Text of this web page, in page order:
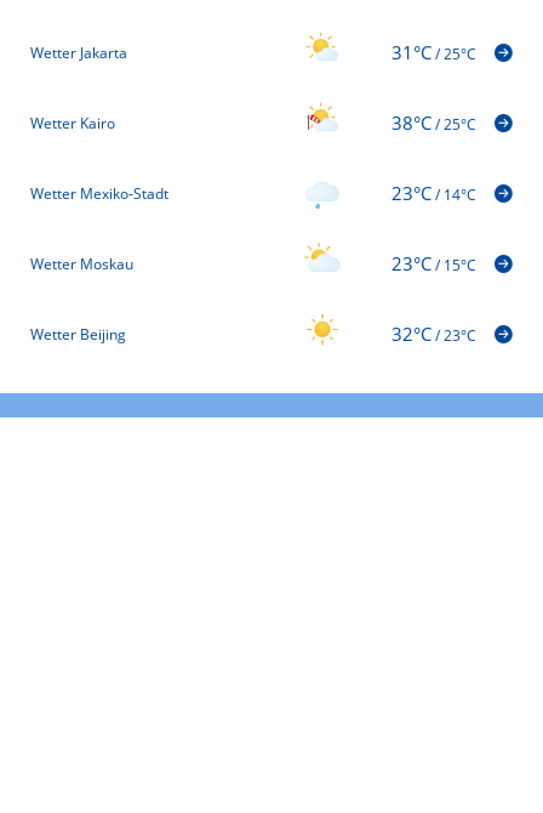
Wetter Jakarta 31°C/25°C
Wetter Kairo 38°C/25°C
Wetter Mexiko-Stadt 23°C/14°C
Wetter Moskau 23°C/15°C
Wetter Beijing 32°C/23°C